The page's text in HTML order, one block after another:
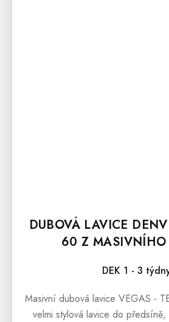
DUBOVÁ LAVICE
60 Z MASIVNÍHO
DEK 1 - 3
Masivní dubová lavice VEGAS -
velmi stylová lavice do